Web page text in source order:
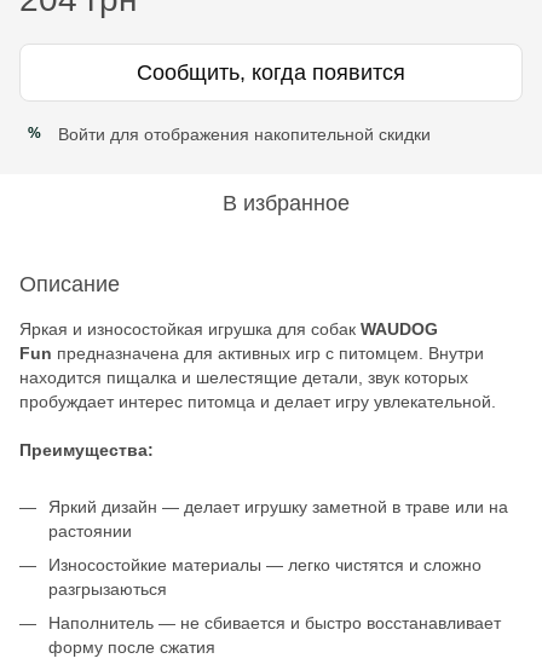
Сообщить, когда появится
% Войти для отображения накопительной скидки
В избранное
Описание
Яркая и износостойкая игрушка для собак WAUDOG
Fun предназначена для активных игр с питомцем. Внутри
находится пищалка и шелестящие детали, звук которых
пробуждает интерес питомца и делает игру увлекательной.
Преимущества:
Яркий дизайн — делает игрушку заметной в траве или на
растоянии
Износостойкие материалы — легко чистятся и сложно
разгрызаються
Наполнитель — не сбивается и быстро восстанавливает
форму после сжатия